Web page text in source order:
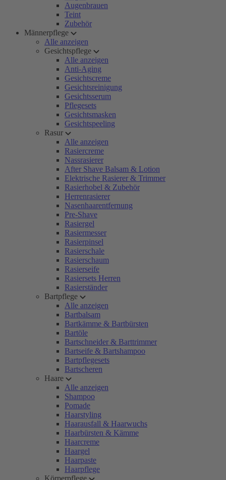
Augenbrauen
Teint
Zubehör
Männerpflege
Alle anzeigen
Gesichtspflege
Alle anzeigen
Anti-Aging
Gesichtscreme
Gesichtsreinigung
Gesichtsserum
Pflegesets
Gesichtsmasken
Gesichtspeeling
Rasur
Alle anzeigen
Rasiercreme
Nassrasierer
After Shave Balsam & Lotion
Elektrische Rasierer & Trimmer
Rasierhobel & Zubehör
Herrenrasierer
Nasenhaarentfernung
Pre-Shave
Rasiergel
Rasiermesser
Rasierpinsel
Rasierschale
Rasierschaum
Rasierseife
Rasiersets Herren
Rasierständer
Bartpflege
Alle anzeigen
Bartbalsam
Bartkämme & Bartbürsten
Bartöle
Bartschneider & Barttrimmer
Bartseife & Bartshampoo
Bartpflegesets
Bartscheren
Haare
Alle anzeigen
Shampoo
Pomade
Haarstyling
Haarausfall & Haarwuchs
Haarbürsten & Kämme
Haarcreme
Haargel
Haarpaste
Haarpflege
Körperpflege